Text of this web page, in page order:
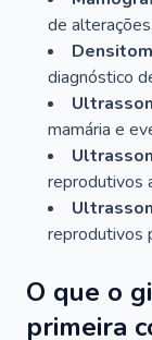
de
diagnóstico
mamária e
reprodutivos
reprodutivos
O que o
primeira